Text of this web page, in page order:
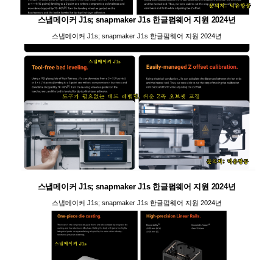
스냅메이커 J1s; snapmaker J1s 한글펌웨어 지원 2024년
스냅메이커 J1s; snapmaker J1s 한글펌웨어 지원 2024년
스냅메이커 J1s; snapmaker J1s 한글펌웨어 지원 2024년
스냅메이커 J1s; snapmaker J1s 한글펌웨어 지원 2024년